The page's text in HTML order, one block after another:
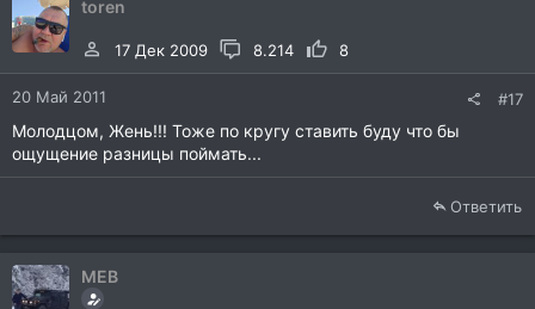
toren
17 Дек 2009 8.214 8
20 Май 2011 #17
Молодцом, Жень!!! Тоже по кругу ставить буду что бы
ощущение разницы поймать...
Ответить
MEB